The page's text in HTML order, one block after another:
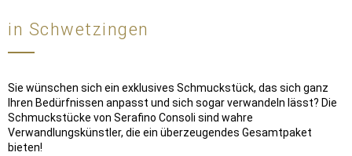
in Schwetzingen
Sie wünschen sich ein exklusives Schmuckstück, das sich ganz
Ihren Bedürfnissen anpasst und sich sogar verwandeln lässt? Die
Schmuckstücke von Serafino Consoli sind wahre
Verwandlungskünstler, die ein überzeugendes Gesamtpaket
bieten!